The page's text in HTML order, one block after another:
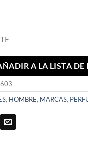
A LA LISTA DE
, HOMBRE, MARCAS,